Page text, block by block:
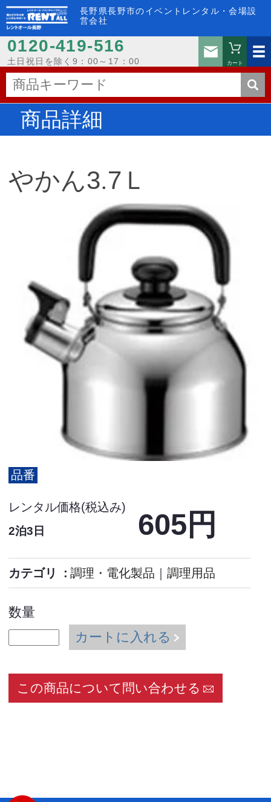
長野県長野市のイベントレンタル・会場設
営会社
0120-419-516
土日祝日を除く9：00～17：00
お問い
カート
商品詳細
やかん3.7Ｌ
品番
レンタル価格(税込み)
2泊3日 605円
カテゴリ 調理・電化製品 調理用品
数量
カートに入れる
この商品について問い合わせる